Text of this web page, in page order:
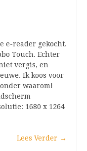
e-reader gekocht.
Touch. Echter
vergis, en
Ik koos voor
waarom!
1680 x 1264
Lees Verder →